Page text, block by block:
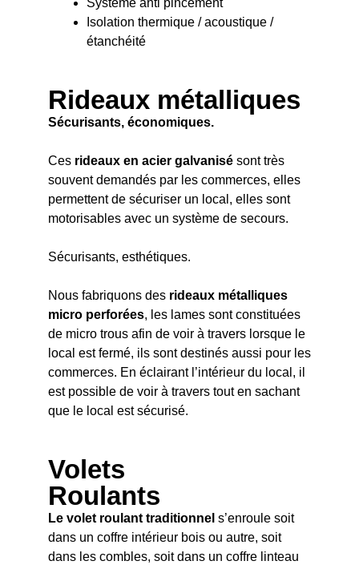
Système anti pincement
Isolation thermique / acoustique /
étanchéité
Rideaux métalliques
Sécurisants, économiques.
Ces rideaux en acier galvanisé sont très
souvent demandés par les commerces, elles
permettent de sécuriser un local, elles sont
motorisables avec un système de secours.
Sécurisants, esthétiques.
Nous fabriquons des rideaux métalliques
micro perforées, les lames sont constituées
de micro trous afin de voir à travers lorsque le
local est fermé, ils sont destinés aussi pour les
commerces. En éclairant l’intérieur du local, il
est possible de voir à travers tout en sachant
que le local est sécurisé.
Volets
Roulants
Le volet roulant traditionnel s’enroule soit
dans un coffre intérieur bois ou autre, soit
dans les combles, soit dans un coffre linteau